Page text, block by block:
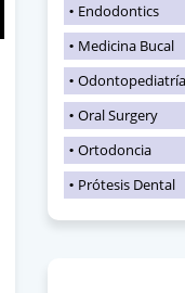
Endodontics
Medicina Bucal
Odontopediatría
Oral Surgery
Ortodoncia
Prótesis Dental